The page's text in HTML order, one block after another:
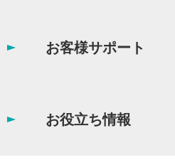
お客様サポート
お役立ち情報